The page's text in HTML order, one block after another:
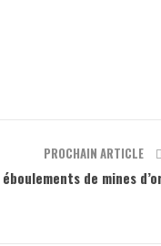
PROCHAIN ARTICLE
de mines